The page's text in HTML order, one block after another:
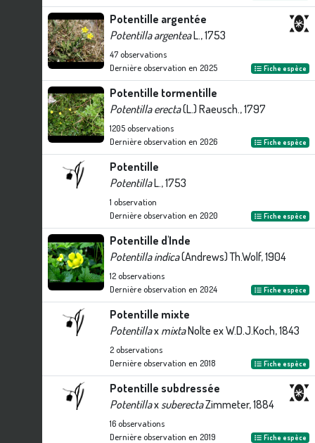
Potentille argentée
Potentilla argenteaL., 1753
47observations
Dernière observation en 2025 Fiche espèce
Potentille tormentille
Potentilla erecta(L.) Raeusch., 1797
1205observations
Dernière observation en 2026 Fiche espèce
Potentille
PotentillaL., 1753
1 observation
Dernière observation en 2020 Fiche espèce
Potentille d'Inde
Potentilla indica(Andrews) Th.Wolf, 1904
12observations
Dernière observation en 2024 Fiche espèce
Potentille mixte
Potentillax mixtaNolte ex W.D.J.Koch, 1843
2observations
Dernière observation en 2018 Fiche espèce
Potentille subdressée
Potentillax suberectaZimmeter, 1884
16observations
Dernière observation en 2019 Fiche espèce